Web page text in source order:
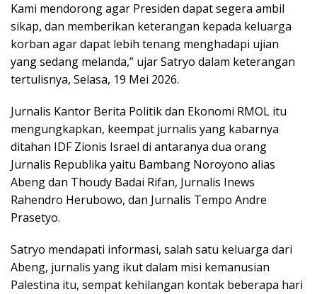
Kami mendorong agar Presiden dapat segera ambil
sikap, dan memberikan keterangan kepada keluarga
korban agar dapat lebih tenang menghadapi ujian
yang sedang melanda,” ujar Satryo dalam keterangan
tertulisnya, Selasa, 19 Mei 2026.
Jurnalis Kantor Berita Politik dan Ekonomi RMOL itu
mengungkapkan, keempat jurnalis yang kabarnya
ditahan IDF Zionis Israel di antaranya dua orang
Jurnalis Republika yaitu Bambang Noroyono alias
Abeng dan Thoudy Badai Rifan, Jurnalis Inews
Rahendro Herubowo, dan Jurnalis Tempo Andre
Prasetyo.
Satryo mendapati informasi, salah satu keluarga dari
Abeng, jurnalis yang ikut dalam misi kemanusian
Palestina itu, sempat kehilangan kontak beberapa hari